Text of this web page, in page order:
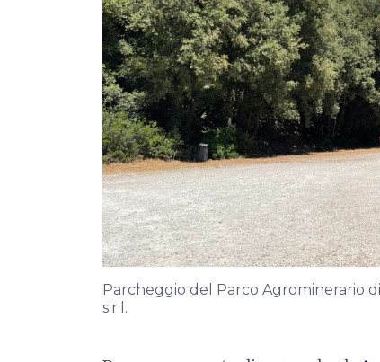
Parcheggio del Parco Agrominerario
s.r.l.